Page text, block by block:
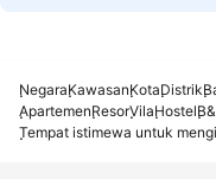
NegaraKawasanKotaDistrik
ApartemenResorVilaHostel
Tempat istimewa untuk